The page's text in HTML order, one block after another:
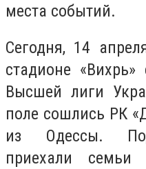
места событий.
Сегодня, 14
стадионе «Вихрь»
Высшей лиги
поле сошлись РК
из Одессы.
приехали